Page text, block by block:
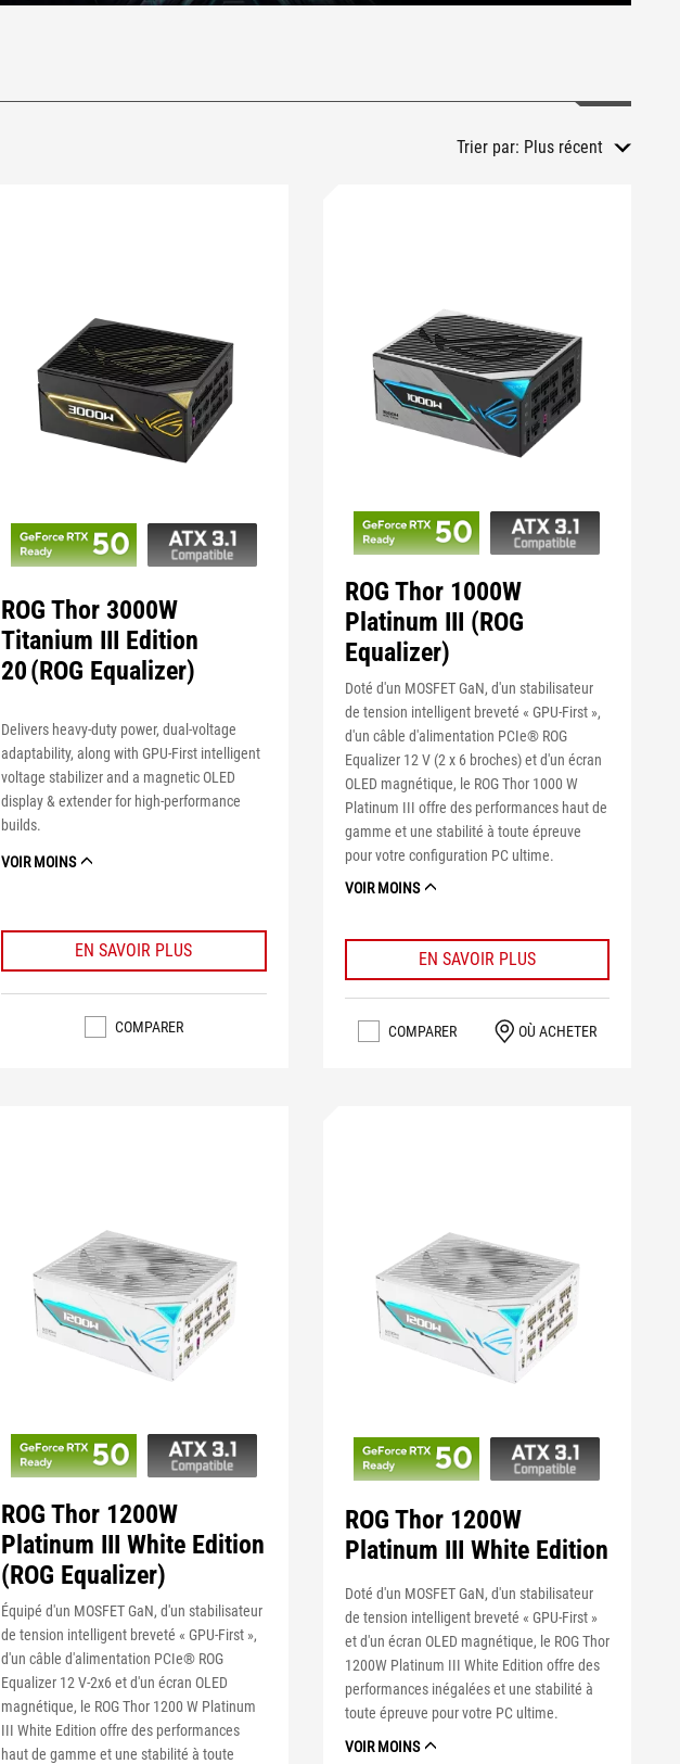
Trier par: Plus récent
ROG Thor 3000W
Titanium III Edition
20 (ROG Equalizer)
Delivers heavy-duty power, dual-voltage
adaptability, along with GPU-First intelligent
voltage stabilizer and a magnetic OLED
display & extender for high-performance
builds.
VOIR MOINS
EN SAVOIR PLUS
COMPARER
ROG Thor 1000W
Platinum III (ROG
Equalizer)
Doté d'un MOSFET GaN, d'un stabilisateur
de tension intelligent breveté « GPU-First »,
d'un câble d'alimentation PCIe® ROG
Equalizer 12 V (2 x 6 broches) et d'un écran
OLED magnétique, le ROG Thor 1000 W
Platinum III offre des performances haut de
gamme et une stabilité à toute épreuve
pour votre configuration PC ultime.
VOIR MOINS
EN SAVOIR PLUS
COMPARER OÙ ACHETER
ROG Thor 1200W
Platinum III White Edition
(ROG Equalizer)
Équipé d'un MOSFET GaN, d'un stabilisateur
de tension intelligent breveté « GPU-First »,
d'un câble d'alimentation PCIe® ROG
Equalizer 12 V-2x6 et d'un écran OLED
magnétique, le ROG Thor 1200 W Platinum
III White Edition offre des performances
haut de gamme et une stabilité à toute
ROG Thor 1200W
Platinum III White Edition
Doté d'un MOSFET GaN, d'un stabilisateur
de tension intelligent breveté « GPU-First »
et d'un écran OLED magnétique, le ROG Thor
1200W Platinum III White Edition offre des
performances inégalées et une stabilité à
toute épreuve pour votre PC ultime.
VOIR MOINS